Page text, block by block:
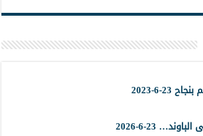
6-2023
23-6-2026